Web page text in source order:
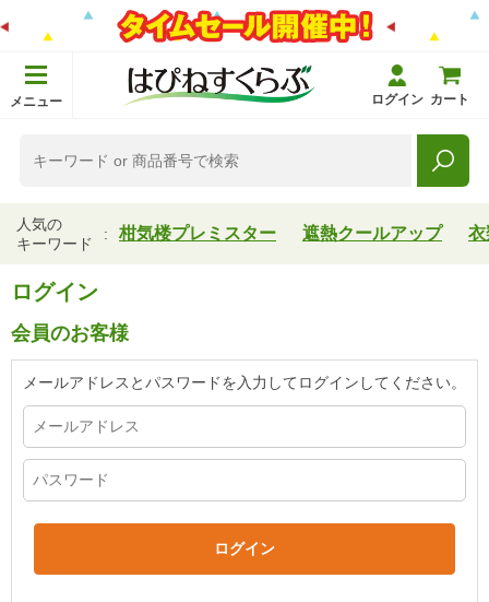
メニュー ログイン カート
人気の
キーワード
柑気楼プレミスター 遮熱クールアップ 衣
ログイン
会員のお客様
メールアドレスとパスワードを入力してログインしてください。